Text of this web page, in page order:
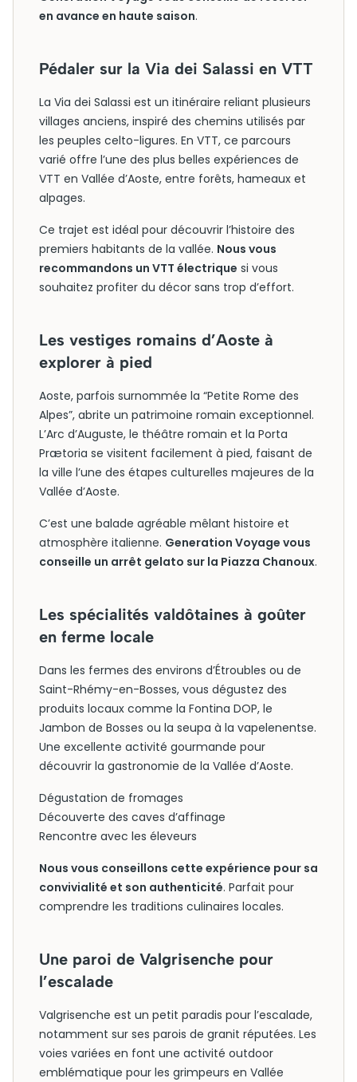
en avance en haute saison.
Pédaler sur la Via dei Salassi en VTT
La Via dei Salassi est un itinéraire reliant plusieurs
villages anciens, inspiré des chemins utilisés par
les peuples celto-ligures. En VTT, ce parcours
varié offre l’une des plus belles expériences de
VTT en Vallée d’Aoste, entre forêts, hameaux et
alpages.
Ce trajet est idéal pour découvrir l’histoire des
premiers habitants de la vallée. Nous vous
recommandons un VTT électrique si vous
souhaitez profiter du décor sans trop d’effort.
Les vestiges romains d’Aoste à
explorer à pied
Aoste, parfois surnommée la “Petite Rome des
Alpes”, abrite un patrimoine romain exceptionnel.
L’Arc d’Auguste, le théâtre romain et la Porta
Prætoria se visitent facilement à pied, faisant de
la ville l’une des étapes culturelles majeures de la
Vallée d’Aoste.
C’est une balade agréable mêlant histoire et
atmosphère italienne. Generation Voyage vous
conseille un arrêt gelato sur la Piazza Chanoux.
Les spécialités valdôtaines à goûter
en ferme locale
Dans les fermes des environs d’Étroubles ou de
Saint-Rhémy-en-Bosses, vous dégustez des
produits locaux comme la Fontina DOP, le
Jambon de Bosses ou la seupa à la vapelenentse.
Une excellente activité gourmande pour
découvrir la gastronomie de la Vallée d’Aoste.
Dégustation de fromages
Découverte des caves d’affinage
Rencontre avec les éleveurs
Nous vous conseillons cette expérience pour sa
convivialité et son authenticité. Parfait pour
comprendre les traditions culinaires locales.
Une paroi de Valgrisenche pour
l’escalade
Valgrisenche est un petit paradis pour l’escalade,
notamment sur ses parois de granit réputées. Les
voies variées en font une activité outdoor
emblématique pour les grimpeurs en Vallée